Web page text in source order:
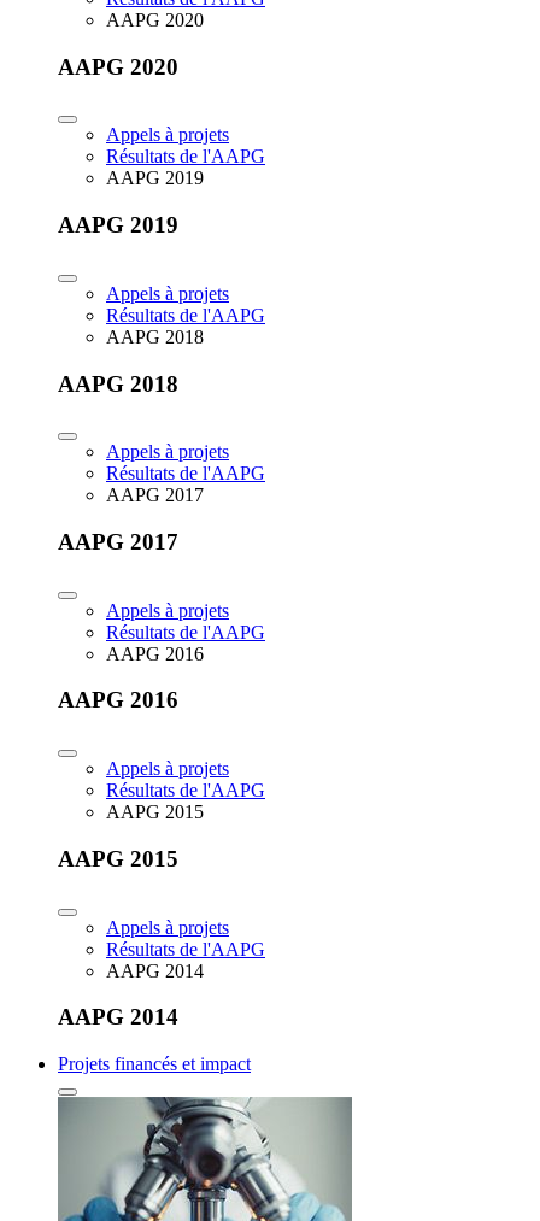
AAPG 2020
AAPG 2020
Appels à projets
Résultats de l'AAPG
AAPG 2019
AAPG 2019
Appels à projets
Résultats de l'AAPG
AAPG 2018
AAPG 2018
Appels à projets
Résultats de l'AAPG
AAPG 2017
AAPG 2017
Appels à projets
Résultats de l'AAPG
AAPG 2016
AAPG 2016
Appels à projets
Résultats de l'AAPG
AAPG 2015
AAPG 2015
Appels à projets
Résultats de l'AAPG
AAPG 2014
AAPG 2014
Projets financés et impact